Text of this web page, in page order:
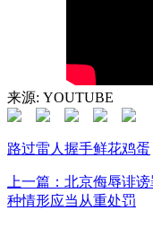
来源: YOUTUBE
路过雷人 握手鲜花鸡蛋
上一篇：北京侮辱诽
种情形应当从重处罚